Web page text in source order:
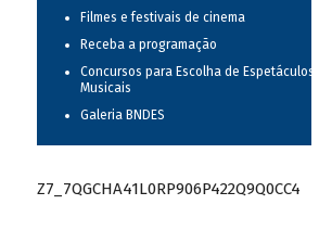
Filmes e festivais de cinema
Receba a programação
Concursos para Escolha de Espetáculos
Musicais
Galeria BNDES
Z7_7QGCHA41L0RP906P422Q9Q0CC4